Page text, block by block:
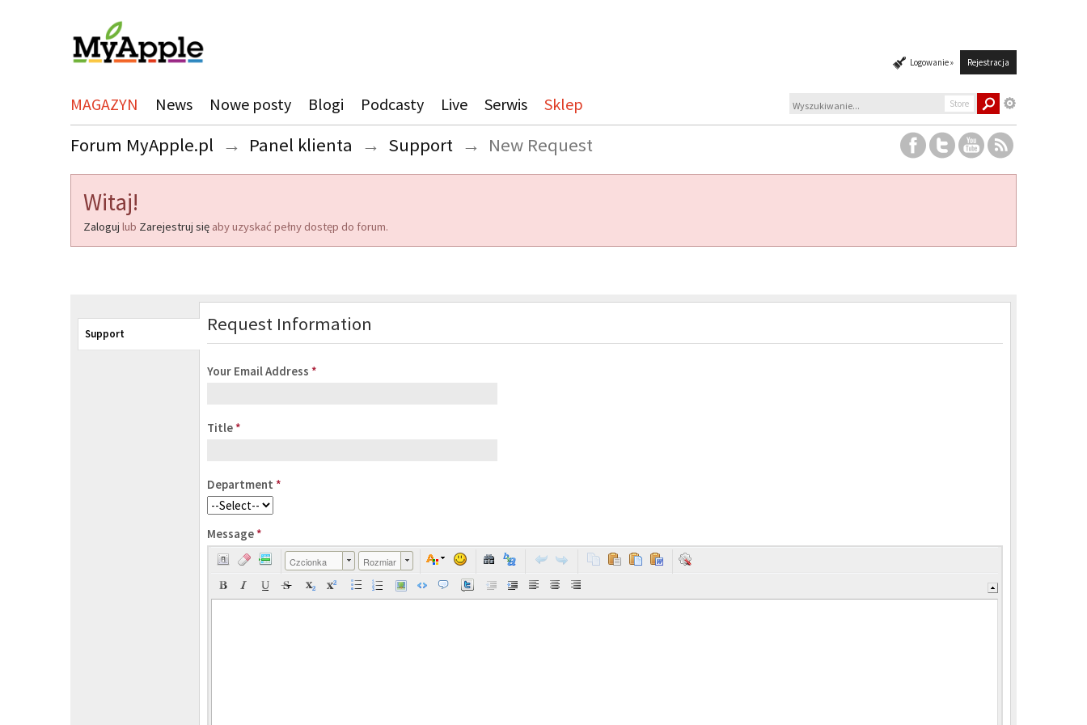
Logowanie » Rejestracja
MAGAZYN News Nowe posty Blogi Podcasty Live Serwis Sklep Store
Forum MyApple.pl → Panel klienta → Support → New Request
Witaj!
Zaloguj lub Zarejestruj się aby uzyskać pełny dostęp do forum.
Support Request Information
Your Email Address *
Title *
Department *
Message *
Czcionka Rozmiar